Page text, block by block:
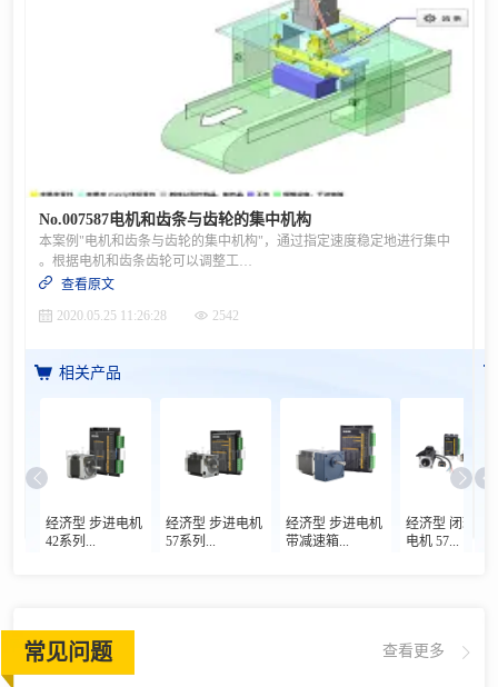
No.007587电机和齿条与齿轮的集中机构
本案例"电机和齿条与齿轮的集中机构"，通过指定速度稳定地进行集中
。根据电机和齿条齿轮可以调整工件的聚集位置此外，因为聚集位置的调整有余量，能够对应不同尺寸的工件 。目的・动作· 目的 将工件集中· 動作 ①通过各输送机将工件搬运过来②来到指定位置的话通过感应器停止工件③驱动传递到齿轮上工件聚集④电机逆向翻转释放工件⑤搬运工件IDEA NOTE 使用电机和齿条齿轮的集中结构通过使用电气的电机和齿条齿轮的驱动装置，在即使没有空气供给的环境也可以集中工件。此外，能够在一定的速度下稳定地集中工件设计要点，尺寸规格等更多案例信息，请点击进入案例详情
查看原文
2020.05.25 11:26:28
2542
相关产品
经济型 步进电机
42系列...
经济型 步进电机
57系列...
经济型 步进电机
带减速箱...
经济型 闭环步
电机 57...
常见问题 查看更多